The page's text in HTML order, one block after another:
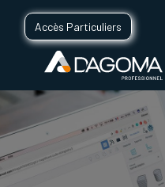
Accès Particuliers